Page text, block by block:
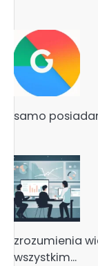
samo
zrozumienia
wszystkim…